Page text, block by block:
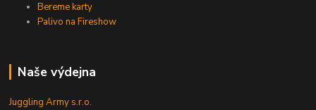
Bereme karty
Palivo na Fireshow
Naše výdejna
Juggling Army s.r.o.